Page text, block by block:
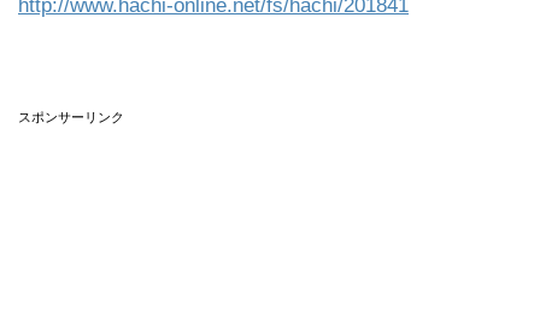
http://www.hachi-online.net/fs/hachi/201841
スポンサーリンク